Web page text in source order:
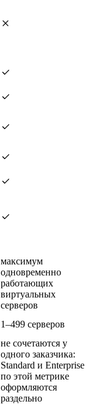
максимум
одновременно
работающих
виртуальных
серверов
1–499 серверов
не сочетаются у
одного заказчика:
Standard и Enterprise
по этой метрике
оформляются
раздельно